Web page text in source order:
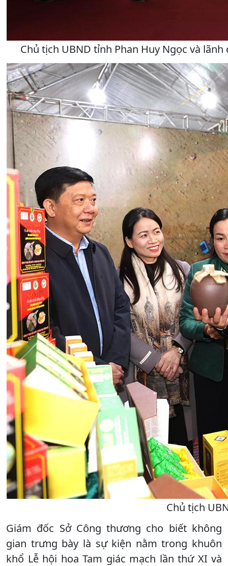
Chủ tịch UBND tỉnh Phan Huy Ngọc và
Chủ tịch
Giám đốc Sở Công thương cho biết không
gian trưng bày là sự kiện nằm trong khuôn
khổ Lễ hội hoa Tam giác mạch lần thứ XI và